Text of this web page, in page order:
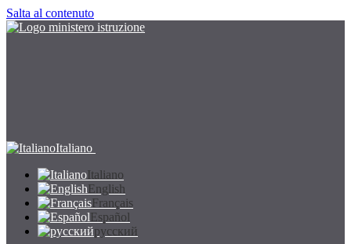
Salta al contenuto
Italiano
Italiano
English
Français
Español
русский